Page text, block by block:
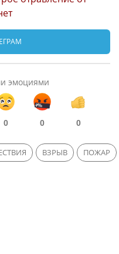
эмоциями
0 0 0
ВЗРЫВ ПОЖАР